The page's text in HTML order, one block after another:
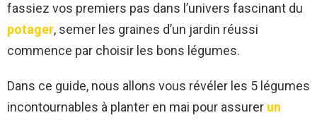
fassiez vos premiers pas dans l’univers fascinant du
potager, semer les graines d’un jardin réussi
commence par choisir les bons légumes.
Dans ce guide, nous allons vous révéler les 5 légumes
incontournables à planter en mai pour assurer un